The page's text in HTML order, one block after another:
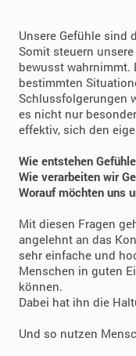
Unsere Gefühle sind
Somit steuern
bewusst wahrnimmt.
bestimmten
Schlussfolgerungen
es nicht nur
effektiv, sich den
Wie entstehen
Wie verarbeiten wir
Worauf möchten uns
Mit diesen Fragen
angelehnt an das
sehr einfache und
Menschen in guten
können.
Dabei hat ihn die
Und so nutzen